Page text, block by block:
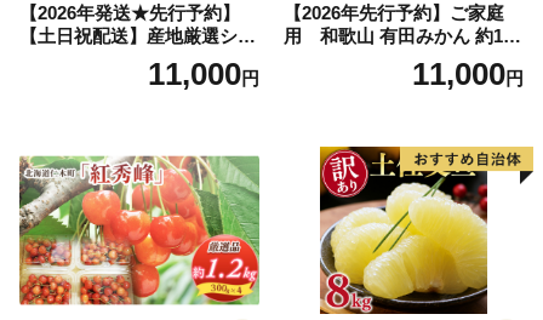
【2026年発送★先行予約】
【土日祝配送】産地厳選シャ
インマスカット1.2kg～1.3kg
（2房～3房）※沖縄・離島配
笛吹市 山梨県 フルーツ 果物
ぶどう 葡萄 大粒 シャインマ
スカット おすすめ シャイン
マスカット 贈答 ギフト 産地
笛吹市 シャインマスカット
笛吹 葡萄 国産 ぶどう 人気
国産 1.2kg 先行｜
11,000円
【2026年先行予約】ご家庭
用 和歌山 有田みかん 約10k
g (2L、3Lサイズ)【湯浅町】
11,000円